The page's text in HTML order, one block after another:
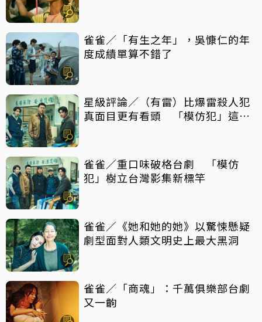
雀雀／「有生之年」，吳慷仁的年
度成績單算不錯了
星級評論／（有雷）比爆雷殺人犯
真面目更有看頭 「模仿犯」這件
雀雀／重口味破格台劇 「模仿
犯」樹立台灣影集新標竿
雀雀／《她和她的她》以驚悚懸疑
劇型面對人類文明史上最大黑洞
雀雀／「商魂」：千萬俱樂部台劇
又一齣